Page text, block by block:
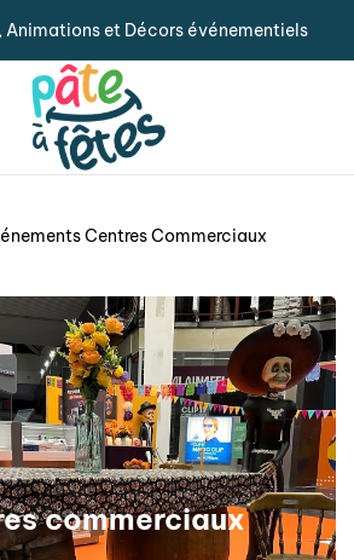
Animations et Décors événementiels
Centres Commerciaux
commerciaux